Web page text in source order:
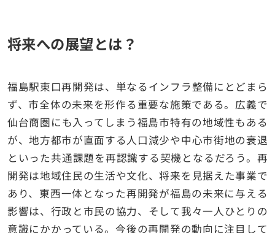
将来への展望とは？
福島駅東口再開発は、単なるインフラ整備にとどまら
ず、市全体の未来を形作る重要な施策である。広義で
仙台商圏にも入ってしまう福島市特有の地域性もある
が、地方都市が直面する人口減少や中心市街地の衰退
といった共通課題を再認識する契機となるだろう。再
開発は地域住民の生活や文化、将来を見据えた事業で
あり、東西一体となった再開発が福島の未来に与える
影響は、行政と市民の協力、そして我々一人ひとりの
意識にかかっている。今後の再開発の動向に注目して